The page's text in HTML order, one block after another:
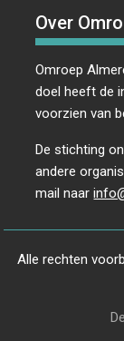
Over
Omroep
doel heeft de
voorzien van
De stichting
andere
mail naar
Alle rechten